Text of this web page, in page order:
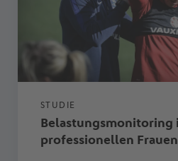
STUDIE
Belastungsmonitoring
professionellen